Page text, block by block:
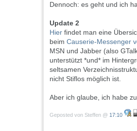
Dennoch: es geht und ich
Update 2
Hier findet man eine
beim Causerie-Messenger
MSN und Jabber (also
unterstützt *und* im
seltsamen
nicht Stiflos möglich ist.
Aber ich glaube, ich habe
Geposted von Steffen @ 17:10